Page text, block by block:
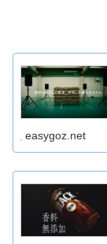
easygoz.net